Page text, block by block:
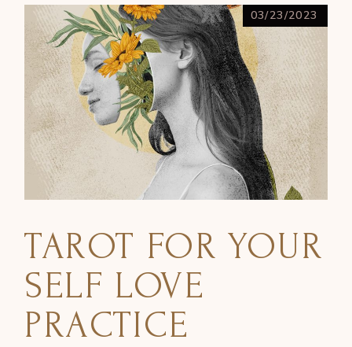
03/23/2023
TAROT FOR YOUR
SELF LOVE
PRACTICE